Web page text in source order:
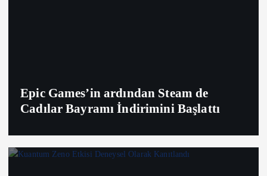
Epic Games’in ardından Steam de
Cadılar Bayramı İndirimini Başlattı